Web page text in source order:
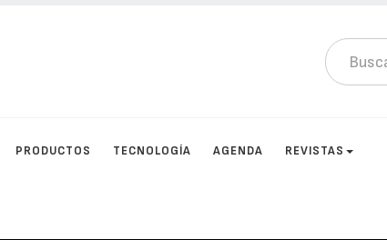
PRODUCTOS TECNOLOGÍA AGENDA REVISTAS